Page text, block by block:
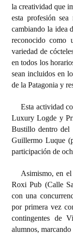
Actas de Sesión
Informes de
Ejecución
Actas de
Comunicaciones
Declaraciones
Resoluciones
Resoluciones de
INSTITUCIONAL
Antiguos
la creatividad que
esta profesión sea
cambiando la idea
reconocido como
variedad de
en todos los
sean incluidos en
de la Patagonia y
Esta actividad
Luxury Logde y
Bustillo dentro del
Guillermo Luque
participación de
Asimismo, en
Roxi Pub (Calle
con una
por primera vez
contingentes de
alumnos,